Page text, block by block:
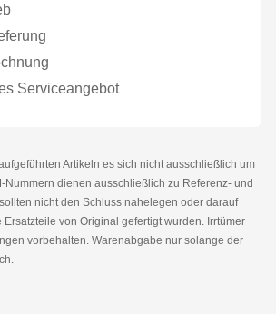
Serviceangebot
Artikeln es sich nicht ausschließlich um
Nummern dienen ausschließlich zu Referenz- und
nicht den Schluss nahelegen oder darauf
von Original gefertigt wurden. Irrtümer
vorbehalten. Warenabgabe nur solange der